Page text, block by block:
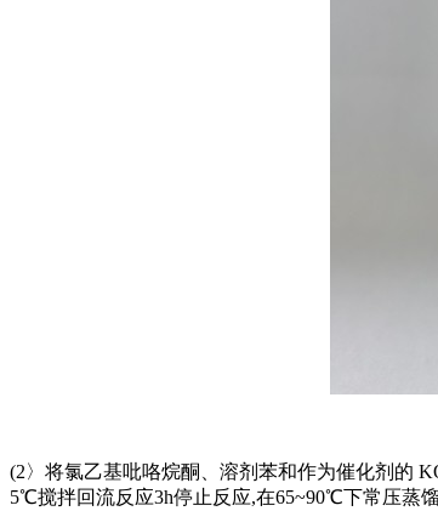
(2〉将氯乙基吡咯烷酮、溶剂苯和作为催化剂的
5℃搅拌回流反应3h停止反应,在65~90℃下常压蒸